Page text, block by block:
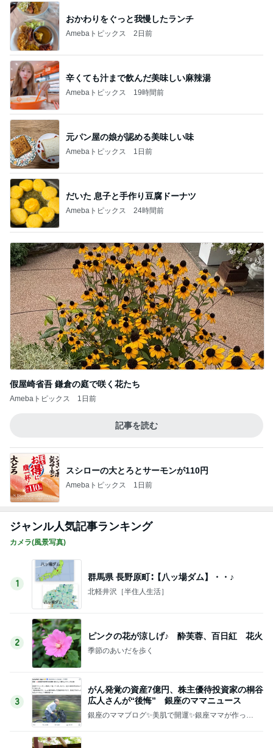
おかわりをぐっと我慢したランチ
Amebaトピックス 2日前
辛くても汁まで飲んだ美味しい麻辣湯
Amebaトピックス 19時間前
元パン屋の娘が認める美味しい味
Amebaトピックス 1日前
だいた 息子と手作り豆腐ドーナツ
Amebaトピックス 24時間前
假屋崎省吾 鎌倉の庭で咲く花たち
Amebaトピックス 1日前
記事を読む
スシローの大とろとサーモンが110円
Amebaトピックス 1日前
ジャンル人気記事ランキング
カメラ(風景写真)
1
群馬県 長野原町∶【八ッ場ダム】・・♪
北軽井沢［半住人生活］
2
ピンクの花が涼しげ♪ 酔芙蓉、百日紅 花火
季節のあいだを歩く
3
がん発覚の資産7億円、株主優待投資家の桐谷
広人さんが“後悔” 銀座のママニュース
銀座のママブログ✨美肌で開運✨銀座ママが作った